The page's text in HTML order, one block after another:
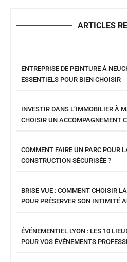
ARTICLES
ENTREPRISE DE PEINTURE À
ESSENTIELS POUR BIEN CHOISIR
INVESTIR DANS L’IMMOBILIER À
CHOISIR UN ACCOMPAGNEMENT
COMMENT FAIRE UN PARC POUR
CONSTRUCTION SÉCURISÉE ?
BRISE VUE : COMMENT CHOISIR
POUR PRÉSERVER SON INTIMITÉ
ÉVÉNEMENTIEL LYON : LES 10
POUR VOS ÉVÉNEMENTS